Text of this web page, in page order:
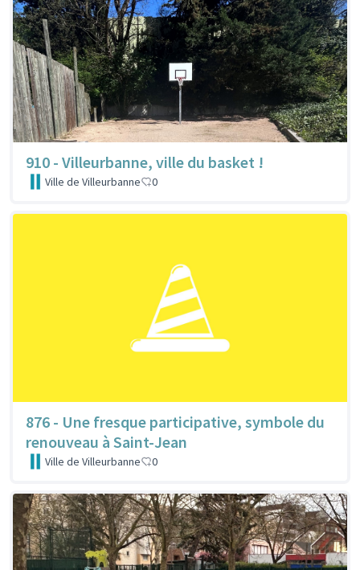
910 - Villeurbanne, ville du basket !
Ville de Villeurbanne 0
876 - Une fresque participative, symbole du
renouveau à Saint-Jean
Ville de Villeurbanne 0